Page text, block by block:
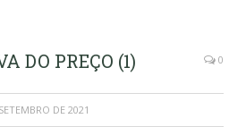
DO PREÇO (1) 0
DE 2021